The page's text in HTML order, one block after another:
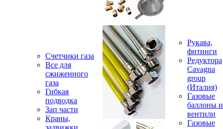
Счетчики газа
Все для
сжиженного
газа
Гибкая
подводка
Зап части
Краны,
задвижки
Рукава,
фитинги
Редуктора
Cavagna
group
(Италия)
Газовые
баллоны и
вентили
Газовые